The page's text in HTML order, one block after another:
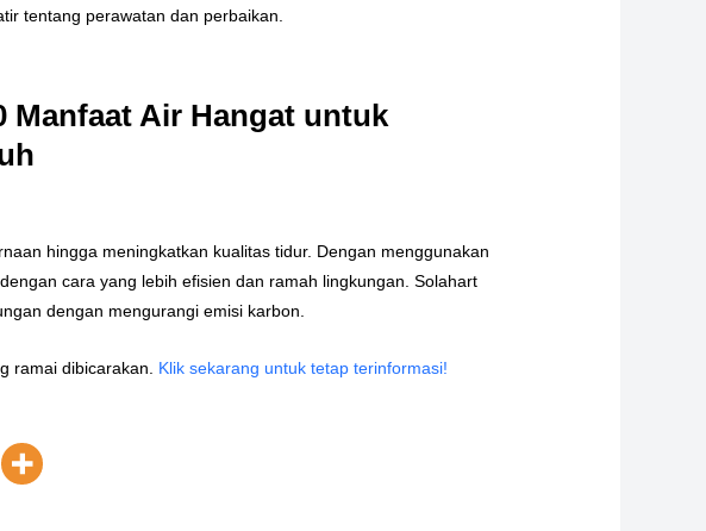
tentang perawatan dan perbaikan.
Manfaat Air Hangat untuk
hingga meningkatkan kualitas tidur. Dengan menggunakan
cara yang lebih efisien dan ramah lingkungan. Solahart
dengan mengurangi emisi karbon.
ramai dibicarakan. Klik sekarang untuk tetap terinformasi!